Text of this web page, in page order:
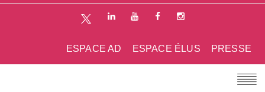
PRESSE
ESPACE ÉLUS
ESPACE AD